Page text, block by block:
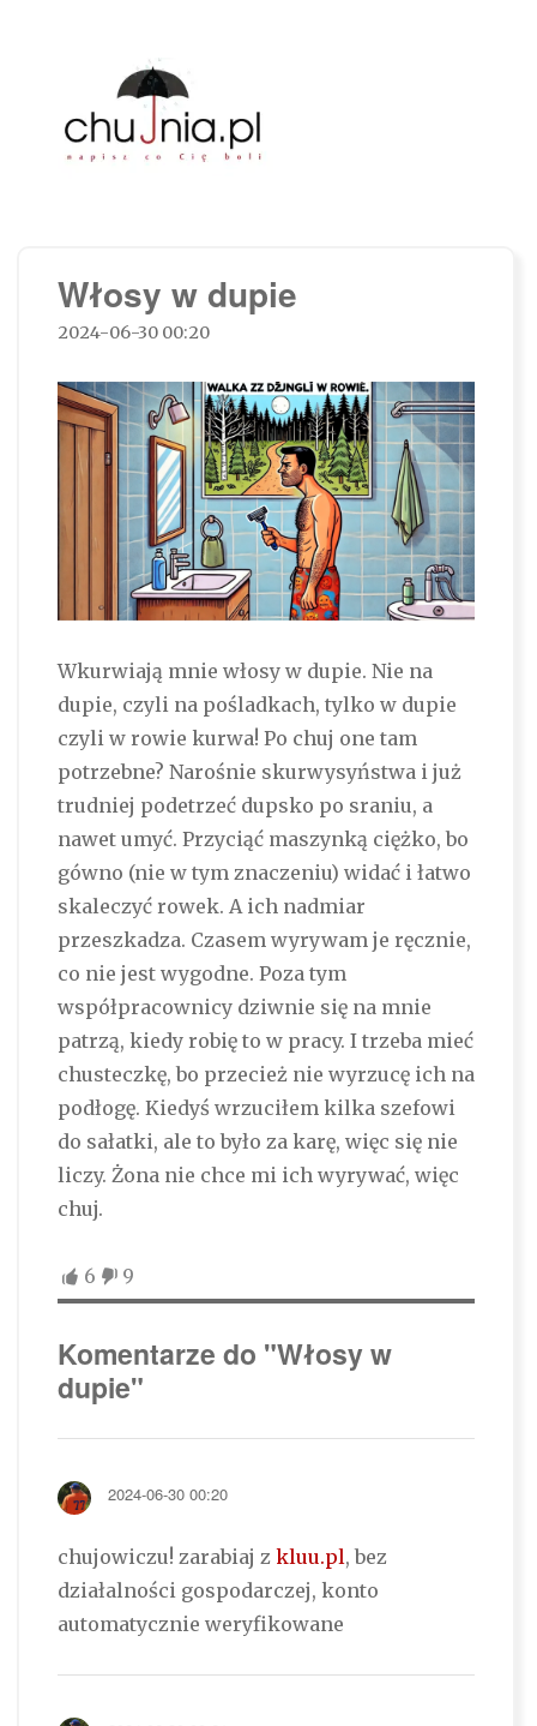
Włosy w dupie
2024-06-30 00:20
Wkurwiają mnie włosy w dupie. Nie na
dupie, czyli na pośladkach, tylko w dupie
czyli w rowie kurwa! Po chuj one tam
potrzebne? Narośnie skurwysyństwa i już
trudniej podetrzeć dupsko po sraniu, a
nawet umyć. Przyciąć maszynką ciężko, bo
gówno (nie w tym znaczeniu) widać i łatwo
skaleczyć rowek. A ich nadmiar
przeszkadza. Czasem wyrywam je ręcznie,
co nie jest wygodne. Poza tym
współpracownicy dziwnie się na mnie
patrzą, kiedy robię to w pracy. I trzeba mieć
chusteczkę, bo przecież nie wyrzucę ich na
podłogę. Kiedyś wrzuciłem kilka szefowi
do sałatki, ale to było za karę, więc się nie
liczy. Żona nie chce mi ich wyrywać, więc
chuj.
6 9
Komentarze do "Włosy w
dupie"
2024-06-30 00:20
chujowiczu! zarabiaj z kluu.pl, bez
działalności gospodarczej, konto
automatycznie weryfikowane